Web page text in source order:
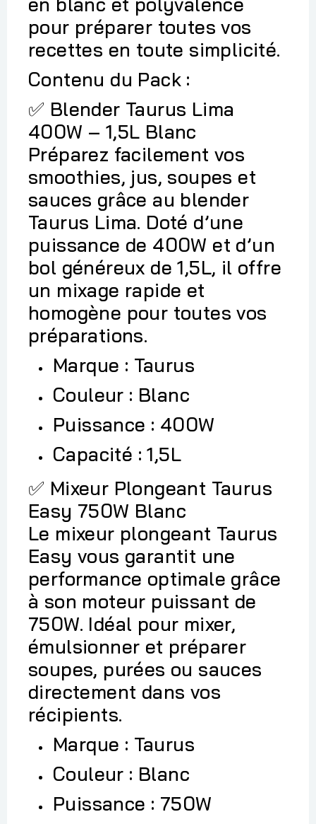
pour préparer toutes vos
recettes en toute simplicité.
Contenu du Pack :
✅ Blender Taurus Lima
400W – 1,5L Blanc
Préparez facilement vos
smoothies, jus, soupes et
sauces grâce au blender
Taurus Lima. Doté d’une
puissance de 400W et d’un
bol généreux de 1,5L, il offre
un mixage rapide et
homogène pour toutes vos
préparations.
Marque : Taurus
Couleur : Blanc
Puissance : 400W
Capacité : 1,5L
✅ Mixeur Plongeant Taurus
Easy 750W Blanc
Le mixeur plongeant Taurus
Easy vous garantit une
performance optimale grâce
à son moteur puissant de
750W. Idéal pour mixer,
émulsionner et préparer
soupes, purées ou sauces
directement dans vos
récipients.
Marque : Taurus
Couleur : Blanc
Puissance : 750W